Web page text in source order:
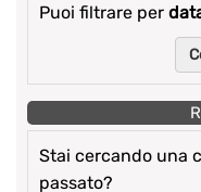
Puoi filtrare per
Stai cercando una
passato?